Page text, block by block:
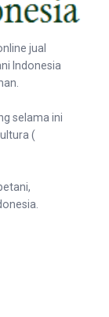
jual
Indonesia
selama ini
(